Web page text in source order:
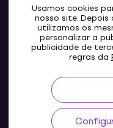
Usamos cookies
nosso site.
utilizamos os
personalizar a
publicidade de
regras da